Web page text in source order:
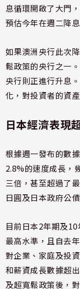
息循環開啟了大門
預估今年在週二降
如果澳洲央行此次
鬆政策的央行之一
央行則正進行升息
化，對投資者的資
日本經濟表現
根據週一發布的數
2.8%的速度成長，
三倍，甚至超過了
日圓及日本政府公
目前日本2年期及
最高水準，且自去
對企業、家庭及投
和薪資成長數據超
及超寬鬆政策後，